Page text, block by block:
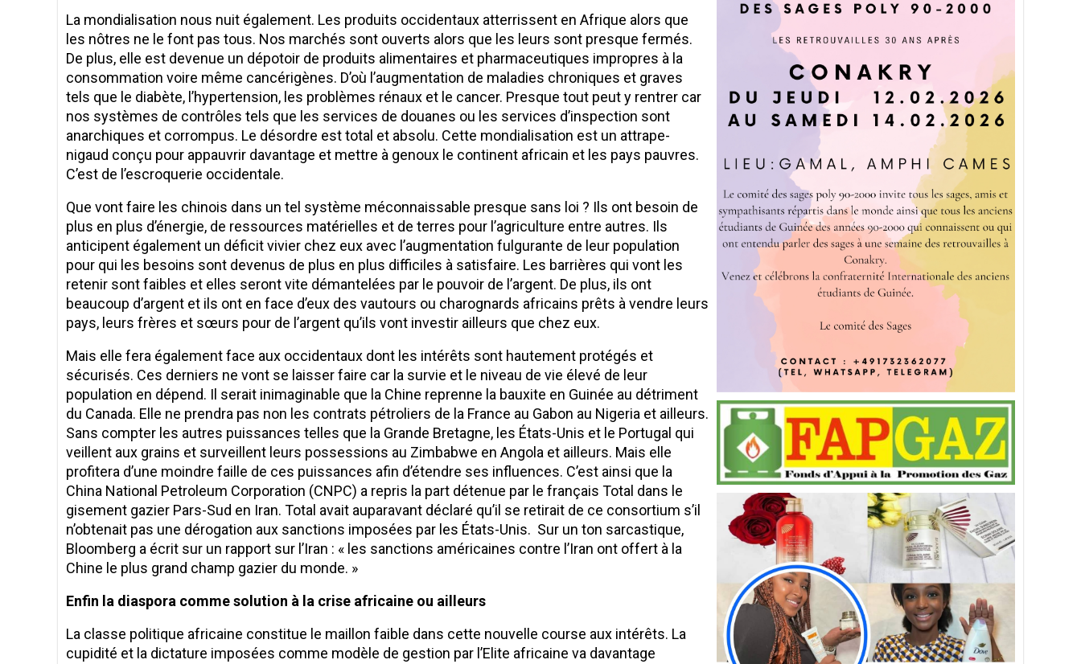
La mondialisation nous nuit également. Les produits occidentaux atterrissent en Afrique alors que
les nôtres ne le font pas tous. Nos marchés sont ouverts alors que les leurs sont presque fermés.
De plus, elle est devenue un dépotoir de produits alimentaires et pharmaceutiques impropres à la
consommation voire même cancérigènes. D’où l’augmentation de maladies chroniques et graves
tels que le diabète, l’hypertension, les problèmes rénaux et le cancer. Presque tout peut y rentrer car
nos systèmes de contrôles tels que les services de douanes ou les services d’inspection sont
anarchiques et corrompus. Le désordre est total et absolu. Cette mondialisation est un attrape-
nigaud conçu pour appauvrir davantage et mettre à genoux le continent africain et les pays pauvres.
C’est de l’escroquerie occidentale.
Que vont faire les chinois dans un tel système méconnaissable presque sans loi ? Ils ont besoin de
plus en plus d’énergie, de ressources matérielles et de terres pour l’agriculture entre autres. Ils
anticipent également un déficit vivier chez eux avec l’augmentation fulgurante de leur population
pour qui les besoins sont devenus de plus en plus difficiles à satisfaire. Les barrières qui vont les
retenir sont faibles et elles seront vite démantelées par le pouvoir de l’argent. De plus, ils ont
beaucoup d’argent et ils ont en face d’eux des vautours ou charognards africains prêts à vendre leurs
pays, leurs frères et sœurs pour de l’argent qu’ils vont investir ailleurs que chez eux.
Mais elle fera également face aux occidentaux dont les intérêts sont hautement protégés et
sécurisés. Ces derniers ne vont se laisser faire car la survie et le niveau de vie élevé de leur
population en dépend. Il serait inimaginable que la Chine reprenne la bauxite en Guinée au détriment
du Canada. Elle ne prendra pas non les contrats pétroliers de la France au Gabon au Nigeria et ailleurs.
Sans compter les autres puissances telles que la Grande Bretagne, les États-Unis et le Portugal qui
veillent aux grains et surveillent leurs possessions au Zimbabwe en Angola et ailleurs. Mais elle
profitera d’une moindre faille de ces puissances afin d’étendre ses influences. C’est ainsi que la
China National Petroleum Corporation (CNPC) a repris la part détenue par le français Total dans le
gisement gazier Pars-Sud en Iran. Total avait auparavant déclaré qu’il se retirait de ce consortium s’il
n’obtenait pas une dérogation aux sanctions imposées par les États-Unis. Sur un ton sarcastique,
Bloomberg a écrit sur un rapport sur l’Iran : « les sanctions américaines contre l’Iran ont offert à la
Chine le plus grand champ gazier du monde. »
Enfin la diaspora comme solution à la crise africaine ou ailleurs
La classe politique africaine constitue le maillon faible dans cette nouvelle course aux intérêts. La
cupidité et la dictature imposées comme modèle de gestion par l’Elite africaine va davantage